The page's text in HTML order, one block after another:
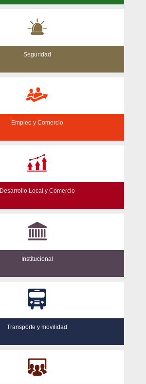
Seguridad
Empleo y Comercio
Desarrollo Local y Comercio
Institucional
Transporte y movilidad